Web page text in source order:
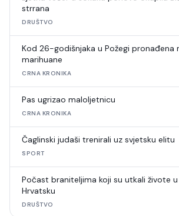
strrana
DRUŠTVO
Kod 26-godišnjaka u Požegi pronađena
marihuane
CRNA KRONIKA
Pas ugrizao maloljetnicu
CRNA KRONIKA
Čaglinski judaši trenirali uz svjetsku elitu
SPORT
Počast braniteljima koji su utkali živote
Hrvatsku
DRUŠTVO